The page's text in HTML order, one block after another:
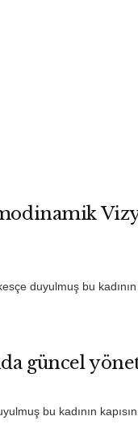
duyulmuş bu
güncel
bu kadının